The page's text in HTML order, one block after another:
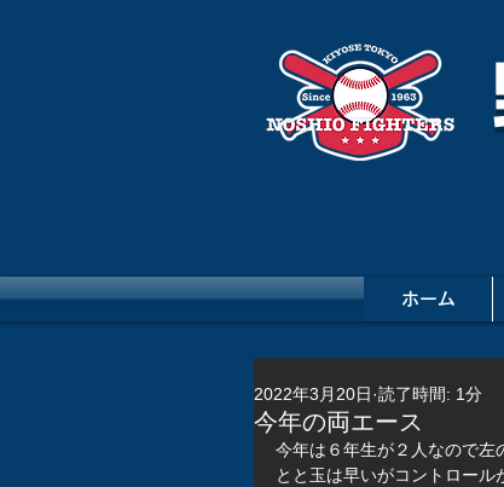
ホーム
今年の両エース
2022年3月20日 読了時間: 1分
今年は６年生が２人なので左
とと玉は早いがコントロール